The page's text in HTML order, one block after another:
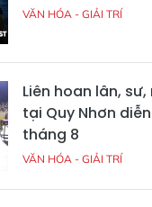
VĂN HÓA - GIẢI TRÍ
Liên hoan lân,
tại Quy Nhơn
tháng 8
VĂN HÓA - GIẢI TRÍ